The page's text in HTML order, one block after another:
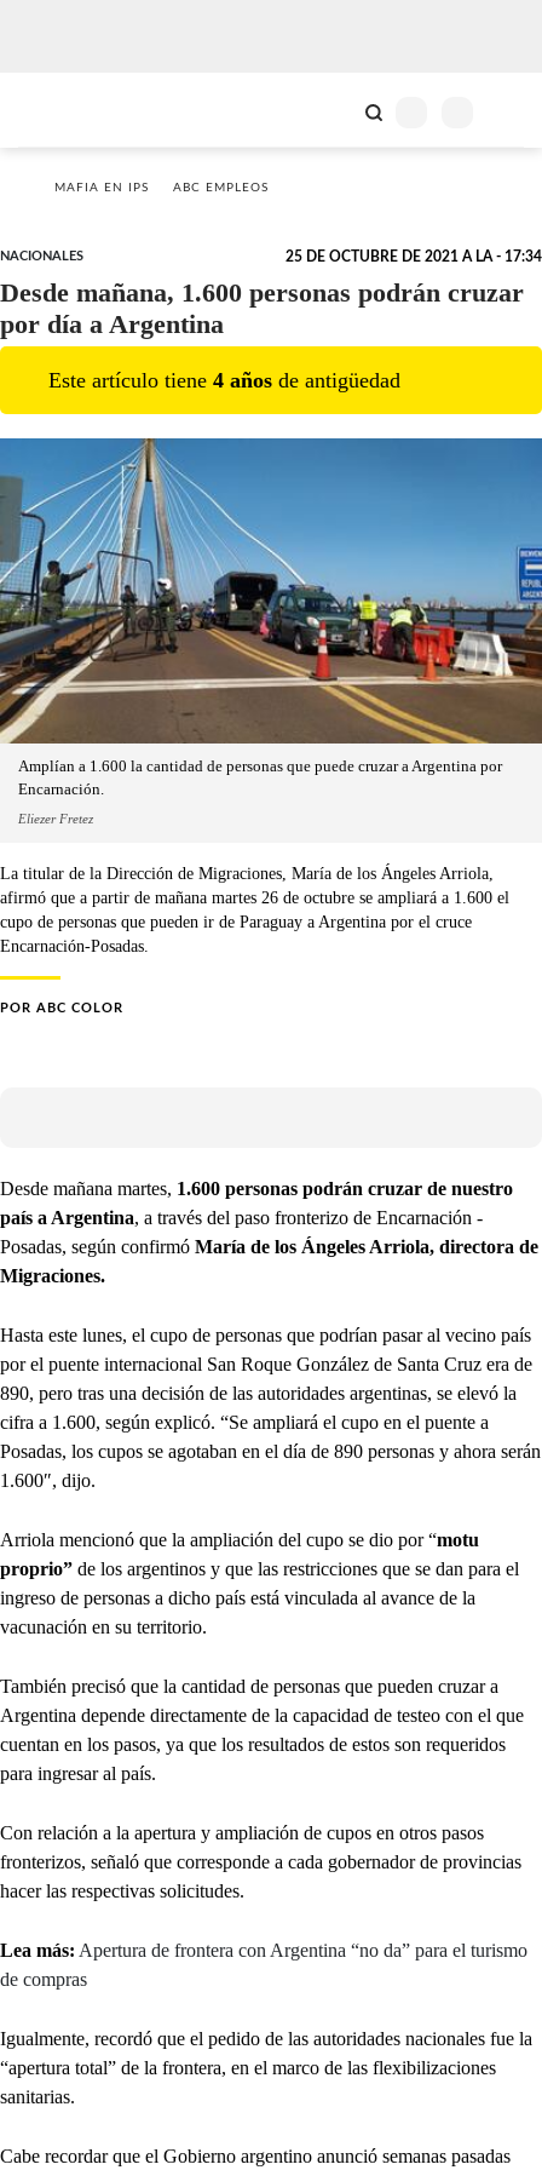
MAFIA EN IPS ABC EMPLEOS
NACIONALES 25 DE OCTUBRE DE 2021 A LA - 17:34
Desde mañana, 1.600 personas podrán cruzar
por día a Argentina
Este artículo tiene 4 años de antigüedad
Amplían a 1.600 la cantidad de personas que puede cruzar a Argentina por
Encarnación.
Eliezer Fretez
La titular de la Dirección de Migraciones, María de los Ángeles Arriola,
afirmó que a partir de mañana martes 26 de octubre se ampliará a 1.600 el
cupo de personas que pueden ir de Paraguay a Argentina por el cruce
Encarnación-Posadas.
POR ABC COLOR
Desde mañana martes, 1.600 personas podrán cruzar de nuestro
país a Argentina, a través del paso fronterizo de Encarnación -
Posadas, según confirmó María de los Ángeles Arriola, directora de
Migraciones.
Hasta este lunes, el cupo de personas que podrían pasar al vecino país
por el puente internacional San Roque González de Santa Cruz era de
890, pero tras una decisión de las autoridades argentinas, se elevó la
cifra a 1.600, según explicó. “Se ampliará el cupo en el puente a
Posadas, los cupos se agotaban en el día de 890 personas y ahora serán
1.600″, dijo.
Arriola mencionó que la ampliación del cupo se dio por “motu
proprio” de los argentinos y que las restricciones que se dan para el
ingreso de personas a dicho país está vinculada al avance de la
vacunación en su territorio.
También precisó que la cantidad de personas que pueden cruzar a
Argentina depende directamente de la capacidad de testeo con el que
cuentan en los pasos, ya que los resultados de estos son requeridos
para ingresar al país.
Con relación a la apertura y ampliación de cupos en otros pasos
fronterizos, señaló que corresponde a cada gobernador de provincias
hacer las respectivas solicitudes.
Lea más: Apertura de frontera con Argentina “no da” para el turismo
de compras
Igualmente, recordó que el pedido de las autoridades nacionales fue la
“apertura total” de la frontera, en el marco de las flexibilizaciones
sanitarias.
Cabe recordar que el Gobierno argentino anunció semanas pasadas